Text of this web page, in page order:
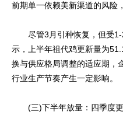
前期单一依赖美新渠道的风险
尽管3月引种恢复，但受1-2
示，上半年祖代鸡更新量为
换与供应格局调整的适应期，
行业生产节奏产生一定影响。
(三)下半年放量：四季度更